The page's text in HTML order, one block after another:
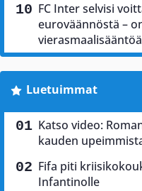
FC Inter selvisi
euroväännöstä –
vierasmaalisääntöä
Luetuimmat
Katso video:
kauden
Fifa piti
Infantinolle